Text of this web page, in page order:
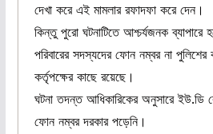
দেখা করে এই মামলার রফাদফা করে দেন।
কিন্তু পুরো ঘটনাটিতে আশ্চর্যজনক ব্যাপারে
পরিবারের সদস্যদের ফোন নম্বর না পুলিশের
কর্তৃপক্ষের কাছে রয়েছে।
ঘটনা তদন্ত আধিকারিকের অনুসারে ইউ.ডি
ফোন নম্বর দরকার পড়েনি।